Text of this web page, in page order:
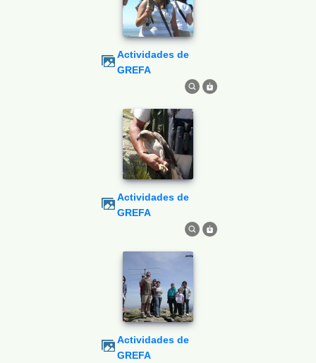
Actividades de
GREFA
Actividades de
GREFA
Actividades de
GREFA